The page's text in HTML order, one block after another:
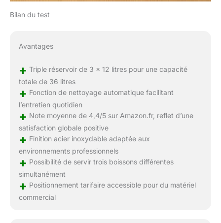
Bilan du test
Avantages
+ Triple réservoir de 3 x 12 litres pour une capacité
totale de 36 litres
+ Fonction de nettoyage automatique facilitant
l’entretien quotidien
+ Note moyenne de 4,4/5 sur Amazon.fr, reflet d’une
satisfaction globale positive
+ Finition acier inoxydable adaptée aux
environnements professionnels
+ Possibilité de servir trois boissons différentes
simultanément
+ Positionnement tarifaire accessible pour du matériel
commercial